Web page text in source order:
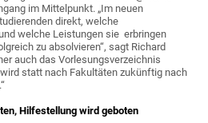
im Mittelpunkt. „Im neuen
direkt, welche
welche Leistungen sie erbringen
zu absolvieren“, sagt Richard
auch das Vorlesungsverzeichnis
statt nach Fakultäten zukünftig nach
Hilfestellung wird geboten